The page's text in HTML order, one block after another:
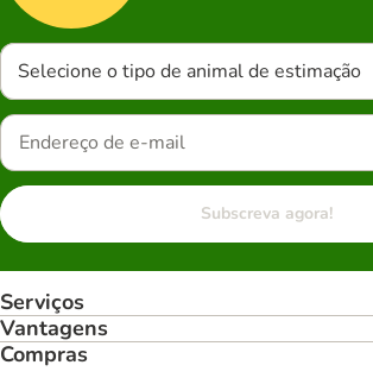
Selecione o tipo de animal de estimação
Subscreva agora!
Serviços
Vantagens
Compras